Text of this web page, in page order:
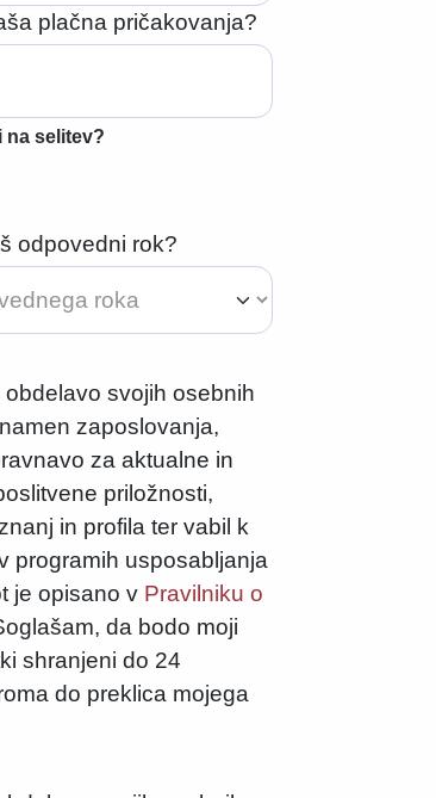
plačna pričakovanja?
na selitev?
odpovedni rok?
svojih osebnih
zaposlovanja,
za aktualne in
priložnosti,
in profila ter vabil k
programih usposabljanja
je opisano v Pravilniku o
da bodo moji
shranjeni do 24
do preklica mojega